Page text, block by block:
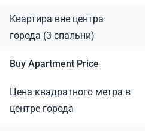
Квартира вне центра
города (3 спальни)
Buy Apartment Price
Цена квадратного метра в
центре города